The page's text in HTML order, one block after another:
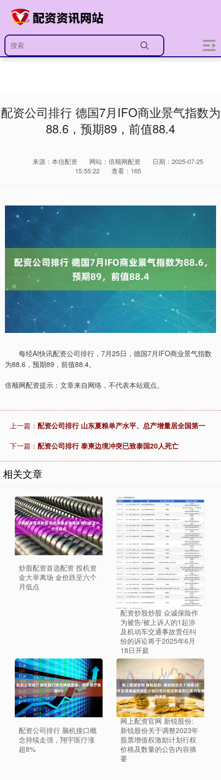
配资公司排行 德国7月IFO商业景气指数为
88.6，预期89，前值88.4
来源：本信配资 网站：倍顺网配资
日期：2025-07-25
15:55:22
查看：165
每经AI快讯配资公司排行，7月25日，德国7月IFO商业景气指数
为88.6，预期89，前值88.4。
倍顺网配资提示：文章来自网络，不代表本站观点。
上一篇： 配资公司排行 山东夏粮单产水平、总产增量居全国第一
下一篇： 配资公司排行 泰柬边境冲突已致泰国20人死亡
相关文章
炒股配资首选配资 投机资
金大举离场 金价跌至六个
月低点
配资炒股炒股 众诚保险作
为被告/被上诉人的1起涉
及机动车交通事故责任纠
纷的诉讼将于2025年6月
18日开庭
配资公司排行 脑机接口概
念持续走强，翔宇医疗涨
超8%
网上配资官网 新锐股份:
新锐股份关于调整2023年
股票增值权激励计划行权
价格及数量的公告内容摘
要